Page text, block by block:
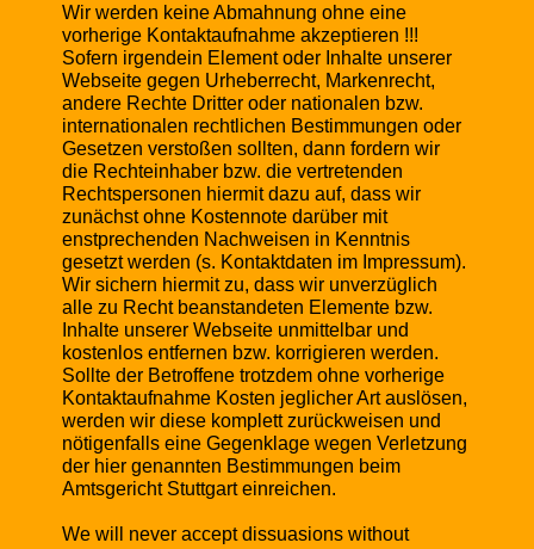
Wir werden keine Abmahnung ohne eine
vorherige Kontaktaufnahme akzeptieren !!!
Sofern irgendein Element oder Inhalte unserer
Webseite gegen Urheberrecht, Markenrecht,
andere Rechte Dritter oder nationalen bzw.
internationalen rechtlichen Bestimmungen oder
Gesetzen verstoßen sollten, dann fordern wir
die Rechteinhaber bzw. die vertretenden
Rechtspersonen hiermit dazu auf, dass wir
zunächst ohne Kostennote darüber mit
enstprechenden Nachweisen in Kenntnis
gesetzt werden (s. Kontaktdaten im Impressum).
Wir sichern hiermit zu, dass wir unverzüglich
alle zu Recht beanstandeten Elemente bzw.
Inhalte unserer Webseite unmittelbar und
kostenlos entfernen bzw. korrigieren werden.
Sollte der Betroffene trotzdem ohne vorherige
Kontaktaufnahme Kosten jeglicher Art auslösen,
werden wir diese komplett zurückweisen und
nötigenfalls eine Gegenklage wegen Verletzung
der hier genannten Bestimmungen beim
Amtsgericht Stuttgart einreichen.
We will never accept dissuasions without